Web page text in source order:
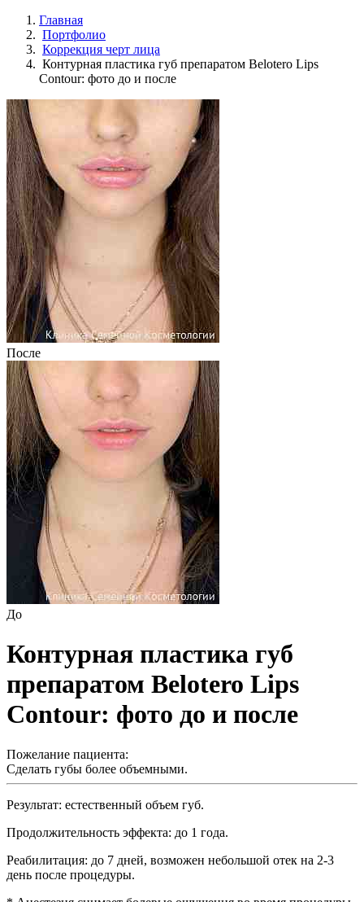
Главная
Портфолио
Коррекция черт лица
Контурная пластика губ препаратом Belotero Lips
Contour: фото до и после
После
До
Контурная пластика губ
препаратом Belotero Lips
Contour: фото до и после
Пожелание пациента:
Сделать губы более объемными.
Результат: естественный объем губ.
Продолжительность эффекта: до 1 года.
Реабилитация: до 7 дней, возможен небольшой отек на 2-3
день после процедуры.